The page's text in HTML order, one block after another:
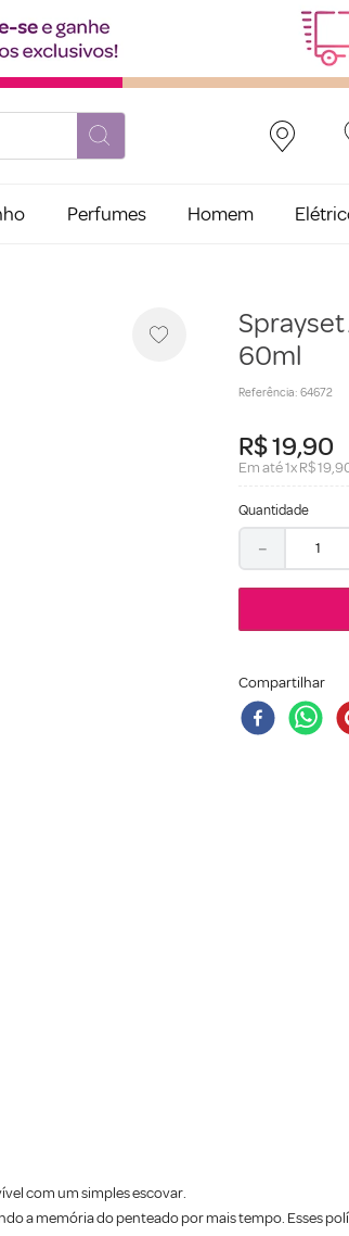
Perfumes Homem
60ml
Referência: 64672
R$19,90
Em até1xR$19,
Quantidade
－
Compartilhar
com um simples escovar.
a memória do penteado por mais tempo. Esses